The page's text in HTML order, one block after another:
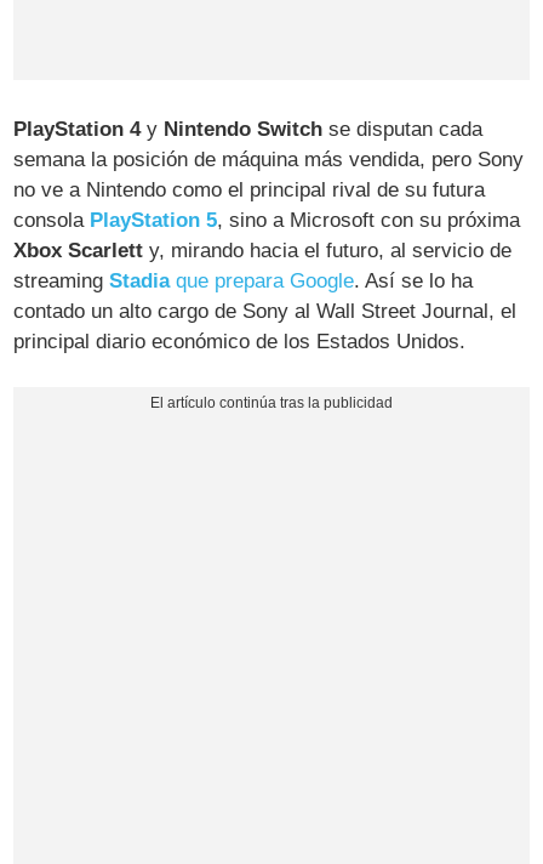
PlayStation 4y Nintendo Switch se disputan cada
semana la posición de máquina más vendida, pero Sony
no ve a Nintendo como el principal rival de su futura
consola PlayStation 5, sino a Microsoft con su próxima
Xbox Scarlett y, mirando hacia el futuro, al servicio de
streamingStadiaque prepara Google. Así se lo ha
contado un alto cargo de Sony al Wall Street Journal, el
principal diario económico de los Estados Unidos.